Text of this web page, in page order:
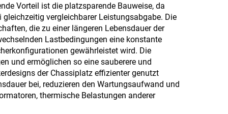
Vorteil ist die platzsparende Bauweise, da
vergleichbarer Leistungsabgabe. Die
die zu einer längeren Lebensdauer der
Lastbedingungen eine konstante
gewährleistet wird. Die
und ermöglichen so eine sauberere und
der Chassiplatz effizienter genutzt
bei, reduzieren den Wartungsaufwand und
thermische Belastungen anderer